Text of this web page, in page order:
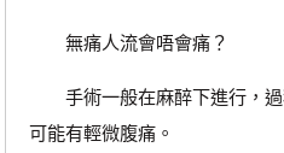
無痛人流會唔會痛？
手術一般在麻醉下進行，過
可能有輕微腹痛。